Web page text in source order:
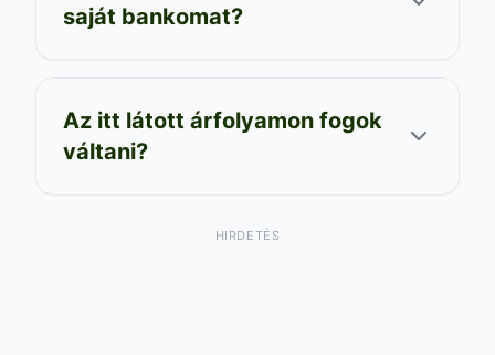
saját bankomat?
Az itt látott árfolyamon fogok
váltani?
HIRDETÉS